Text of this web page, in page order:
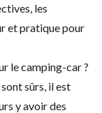
les
et pratique pour
le camping-car ?
sûrs, il est
y avoir des